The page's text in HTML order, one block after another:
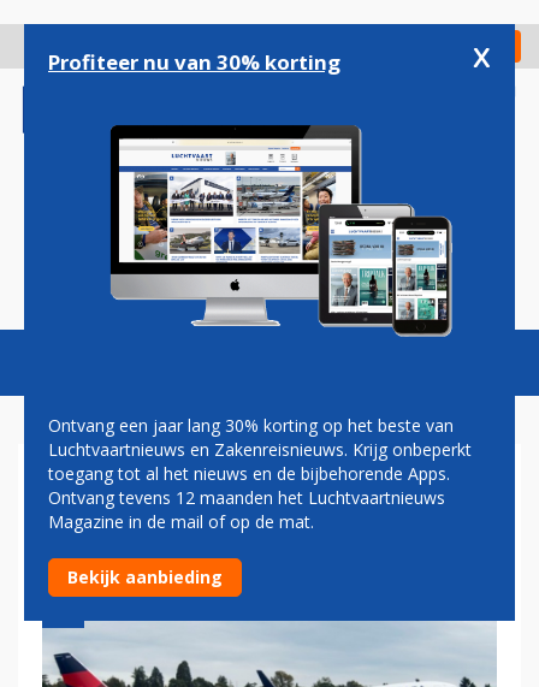
gaan
Check in
Magazine Podcasts Vacatures
OOK DELTA HOUDT HET VOOR
GEZIEN IN VENEZUELA
Profiteer nu van 30% korting x
Ontvang een jaar lang 30% korting op het beste van
Luchtvaartnieuws en Zakenreisnieuws. Krijg onbeperkt
toegang tot al het nieuws en de bijbehorende Apps.
Ontvang tevens 12 maanden het Luchtvaartnieuws
Magazine in de mail of op de mat.
Bekijk aanbieding